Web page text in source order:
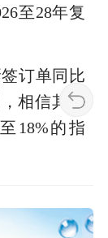
至28年复
订单同比
相信其可
18%的指